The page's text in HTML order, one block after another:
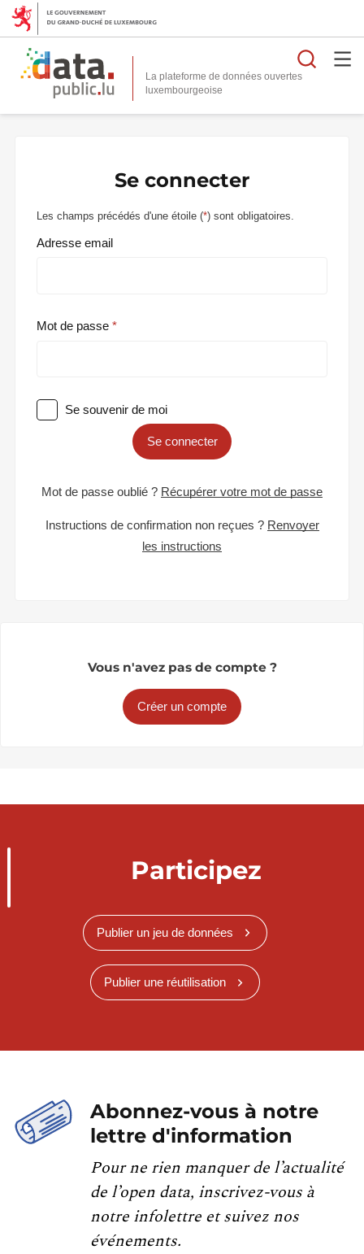
La plateforme de données ouvertes
Se connecter
Les champs précédés d'une étoile (*) sont obligatoires.
Adresse email
Mot de passe
Se souvenir de moi
Se connecter
Mot de passe oublié ? Récupérer votre mot de passe
Instructions de confirmation non reçues ? Renvoyer
les instructions
Vous n'avez pas de compte ?
Créer un compte
Participez
Publier un jeu de données
Publier une réutilisation
Abonnez-vous à notre
lettre d'information
Pour ne rien manquer de l’actualité
de l’open data, inscrivez-vous à
notre infolettre et suivez nos
événements.